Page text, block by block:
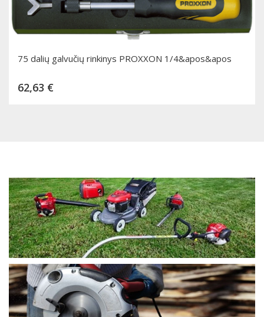
75 dalių galvučių rinkinys PROXXON 1/4&apos&apos
62,63 €